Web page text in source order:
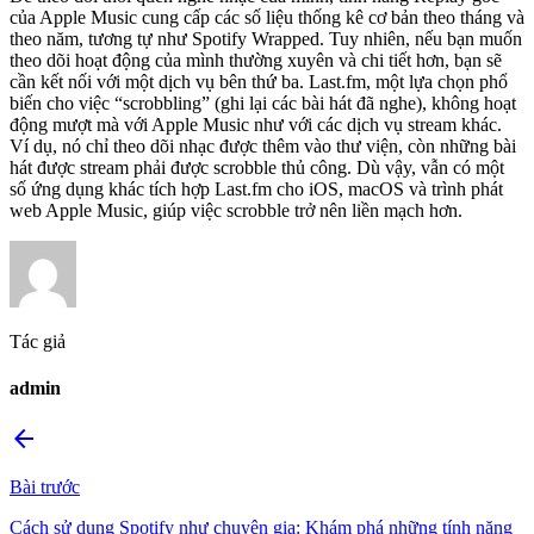
của Apple Music cung cấp các số liệu thống kê cơ bản theo tháng và
theo năm, tương tự như Spotify Wrapped. Tuy nhiên, nếu bạn muốn
theo dõi hoạt động của mình thường xuyên và chi tiết hơn, bạn sẽ
cần kết nối với một dịch vụ bên thứ ba. Last.fm, một lựa chọn phổ
biến cho việc “scrobbling” (ghi lại các bài hát đã nghe), không hoạt
động mượt mà với Apple Music như với các dịch vụ stream khác.
Ví dụ, nó chỉ theo dõi nhạc được thêm vào thư viện, còn những bài
hát được stream phải được scrobble thủ công. Dù vậy, vẫn có một
số ứng dụng khác tích hợp Last.fm cho iOS, macOS và trình phát
web Apple Music, giúp việc scrobble trở nên liền mạch hơn.
Tác giả
admin
arrow_back
Bài trước
Cách sử dụng Spotify như chuyên gia: Khám phá những tính năng